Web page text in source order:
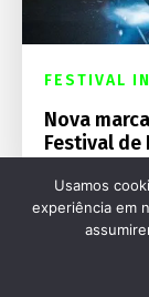
FESTIVAL
Nova
Festival
Usamos
experiência em